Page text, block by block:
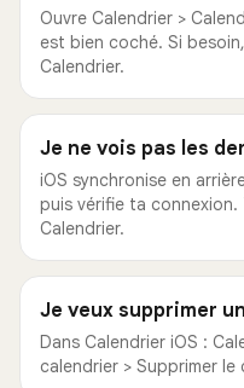
Ouvre Calendrier >
est bien coché. Si
Calendrier.
Je ne vois pas les
iOS synchronise en
puis vérifie ta connexion.
Calendrier.
Je veux supprimer
Dans Calendrier iOS :
calendrier > Supprimer le